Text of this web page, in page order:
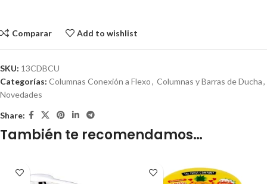
Comparar Add to wishlist
SKU: 13CDBCU
Categorías: Columnas Conexión a Flexo, Columnas y Barras de Ducha,
Novedades
Share:
También te recomendamos…